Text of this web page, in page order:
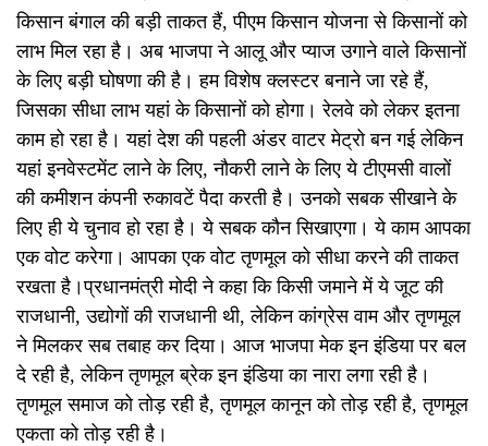
किसान बंगाल की बड़ी ताकत हैं, पीएम किसान योजना से किसानों को
लाभ मिल रहा है। अब भाजपा ने आलू और प्याज उगाने वाले किसानों
के लिए बड़ी घोषणा की है। हम विशेष क्लस्टर बनाने जा रहे हैं,
जिसका सीधा लाभ यहां के किसानों को होगा। रेलवे को लेकर इतना
काम हो रहा है। यहां देश की पहली अंडर वाटर मेट्रो बन गई लेकिन
यहां इनवेस्टमेंट लाने के लिए, नौकरी लाने के लिए ये टीएमसी वालों
की कमीशन कंपनी रुकावटें पैदा करती है। उनको सबक सीखाने के
लिए ही ये चुनाव हो रहा है। ये सबक कौन सिखाएगा। ये काम आपका
एक वोट करेगा। आपका एक वोट तृणमूल को सीधा करने की ताकत
रखता है।प्रधानमंत्री मोदी ने कहा कि किसी जमाने में ये जूट की
राजधानी, उद्योगों की राजधानी थी, लेकिन कांग्रेस वाम और तृणमूल
ने मिलकर सब तबाह कर दिया। आज भाजपा मेक इन इंडिया पर बल
दे रही है, लेकिन तृणमूल ब्रेक इन इंडिया का नारा लगा रही है।
तृणमूल समाज को तोड़ रही है, तृणमूल कानून को तोड़ रही है, तृणमूल
एकता को तोड़ रही है।